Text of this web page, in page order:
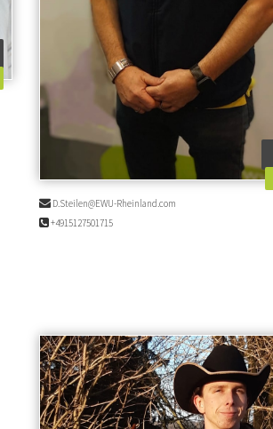
D.Steilen@EWU-Rheinland.com
+4915127501715